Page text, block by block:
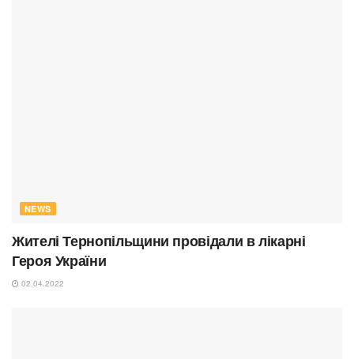
NEWS
Жителі Тернопільщини провідали в лікарні
Героя України
02.04.2022